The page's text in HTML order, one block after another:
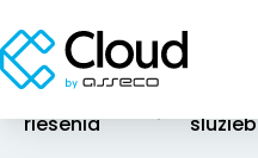
riešenia služieb